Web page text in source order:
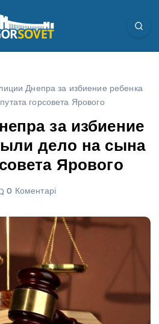
Днепра за избиение ребенка
горсовета Ярового
за избиение
дело на сына
Ярового
0 Коментарі